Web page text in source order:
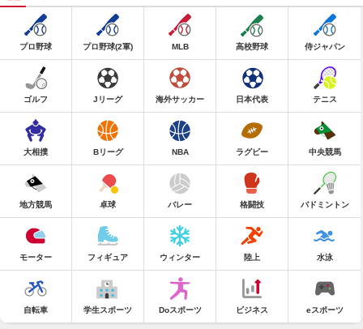
プロ野球 プロ野球(2軍) MLB 高校野球 侍ジャパン
ゴルフ Jリーグ 海外サッカー 日本代表 テニス
大相撲 Bリーグ NBA ラグビー 中央競馬
地方競馬 卓球 バレー 格闘技 バドミントン
モーター フィギュア ウィンター 陸上 水泳
自転車 学生スポーツ Doスポーツ ビジネス eスポーツ